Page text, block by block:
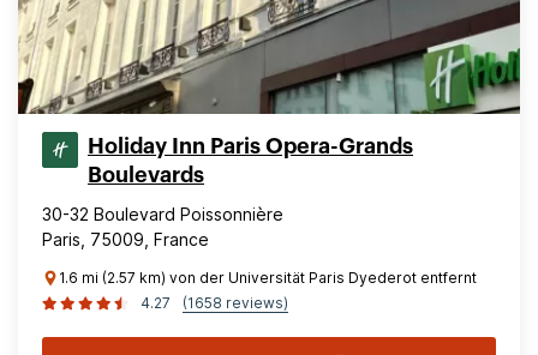
Holiday Inn Paris Opera-Grands
Boulevards
30-32 Boulevard Poissonnière
Paris, 75009, France
1.6 mi (2.57 km) von der Universität Paris Dyederot entfernt
4.27
(1658 reviews)